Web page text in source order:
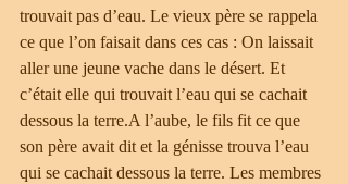
trouvait pas d’eau. Le vieux père se rappela
ce que l’on faisait dans ces cas : On laissait
aller une jeune vache dans le désert. Et
c’était elle qui trouvait l’eau qui se cachait
dessous la terre.A l’aube, le fils fit ce que
son père avait dit et la génisse trouva l’eau
qui se cachait dessous la terre. Les membres